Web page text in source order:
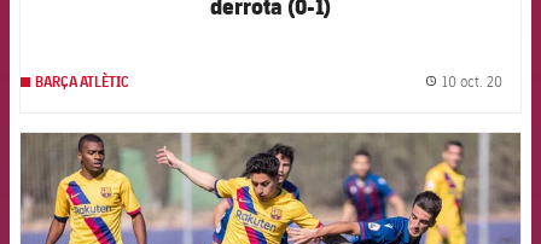
BARÇA ATLÈTIC 10 oct. 20
FCB Barcelona badge